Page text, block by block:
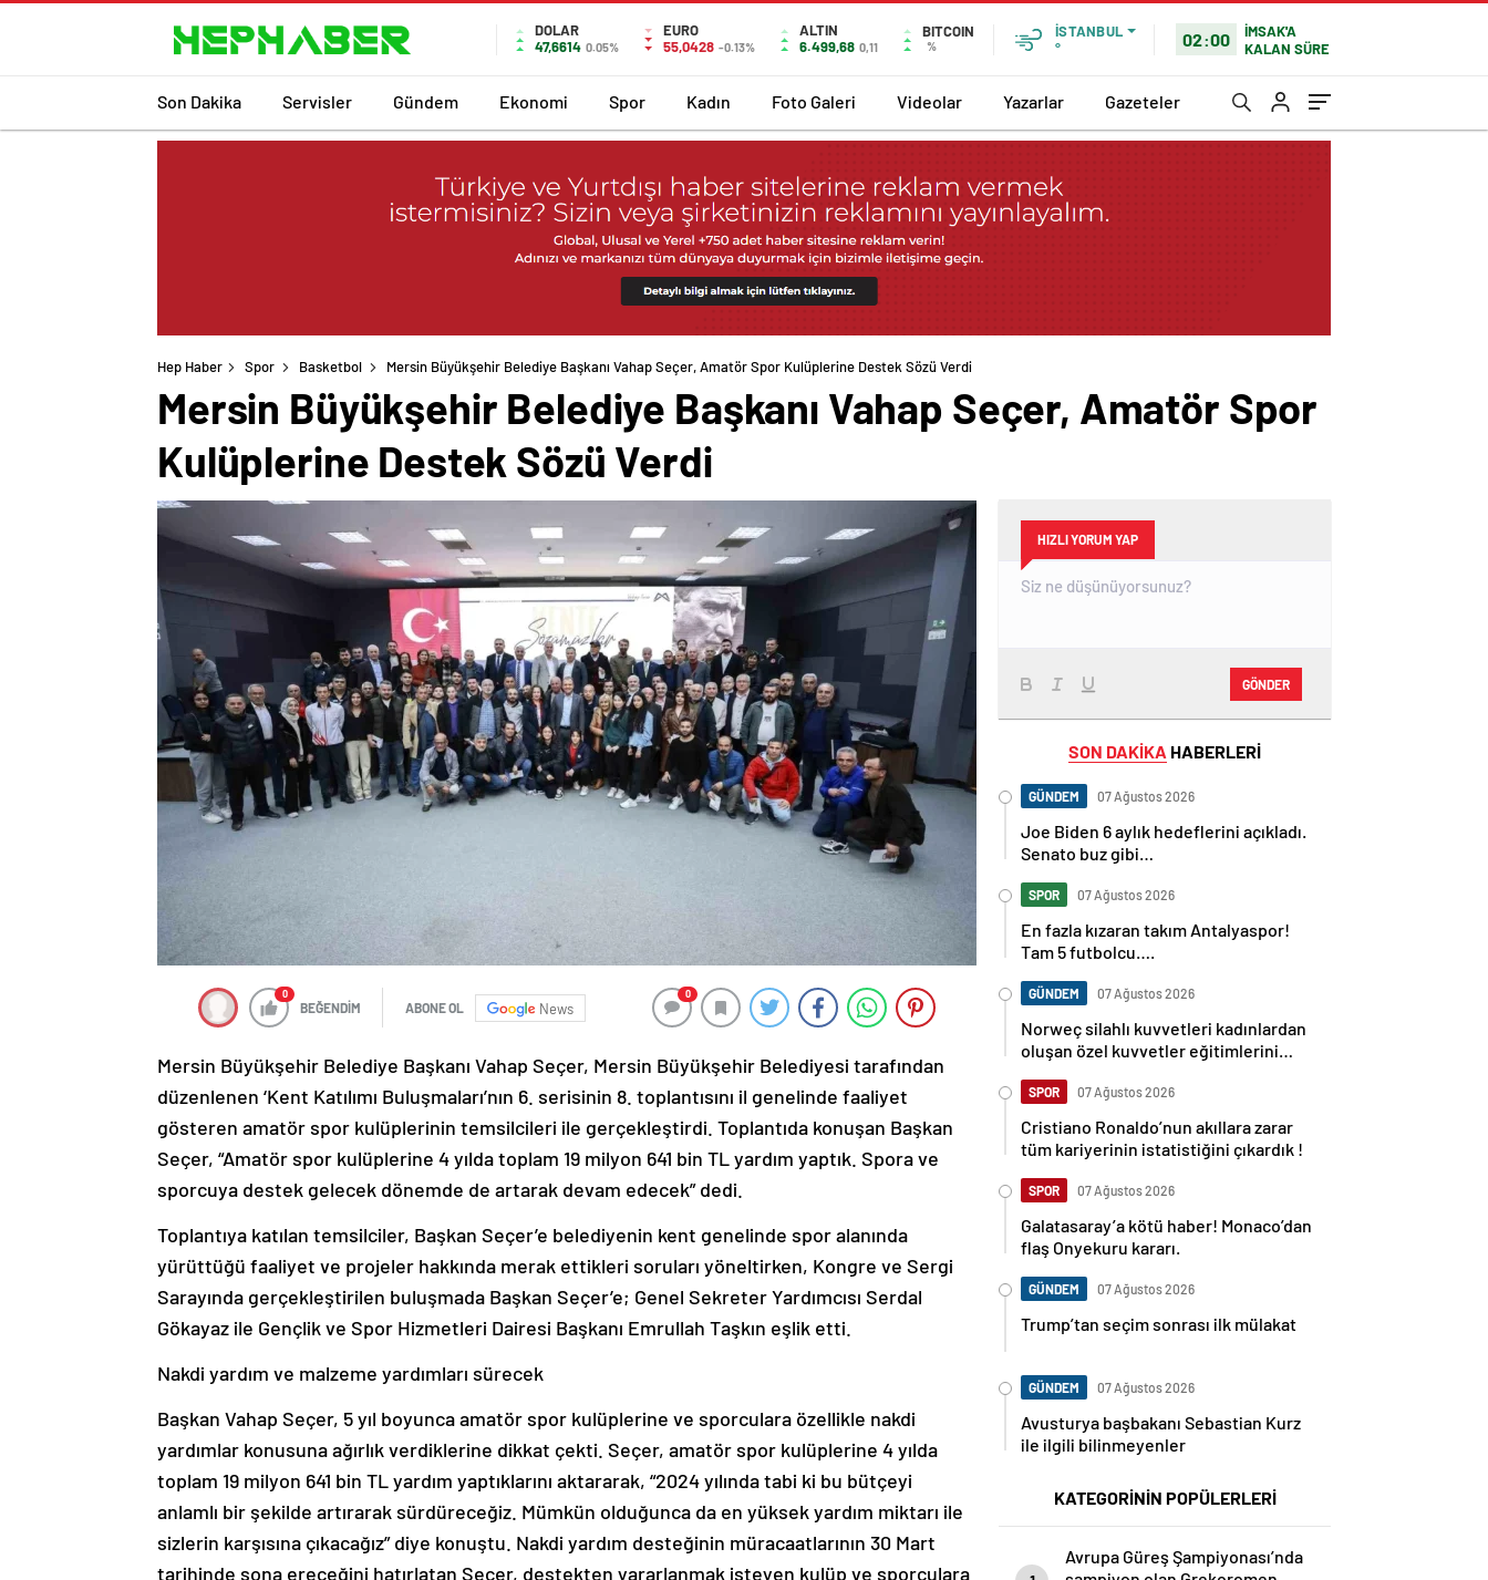
DOLAR
47,6614 0.05%
EURO
55,0428 -0.13%
ALTIN
6.499,68 0,11
BITCOIN
%
İSTANBUL
°
02:00
İMSAK'A
KALAN SÜRE
Son Dakika Servisler Gündem Ekonomi Spor Kadın Foto Galeri Videolar Yazarlar Gazeteler
Hep Haber Spor Basketbol Mersin Büyükşehir Belediye Başkanı Vahap Seçer, Amatör Spor Kulüplerine Destek Sözü Verdi
Mersin Büyükşehir Belediye Başkanı Vahap Seçer, Amatör Spor
Kulüplerine Destek Sözü Verdi
0
BEĞENDİM ABONE OL News
0
Mersin Büyükşehir Belediye Başkanı Vahap Seçer, Mersin Büyükşehir Belediyesi tarafından
düzenlenen ‘Kent Katılımı Buluşmaları’nın 6. serisinin 8. toplantısını il genelinde faaliyet
gösteren amatör spor kulüplerinin temsilcileri ile gerçekleştirdi. Toplantıda konuşan Başkan
Seçer, “Amatör spor kulüplerine 4 yılda toplam 19 milyon 641 bin TL yardım yaptık. Spora ve
sporcuya destek gelecek dönemde de artarak devam edecek” dedi.
Toplantıya katılan temsilciler, Başkan Seçer’e belediyenin kent genelinde spor alanında
yürüttüğü faaliyet ve projeler hakkında merak ettikleri soruları yöneltirken, Kongre ve Sergi
Sarayında gerçekleştirilen buluşmada Başkan Seçer’e; Genel Sekreter Yardımcısı Serdal
Gökayaz ile Gençlik ve Spor Hizmetleri Dairesi Başkanı Emrullah Taşkın eşlik etti.
Nakdi yardım ve malzeme yardımları sürecek
Başkan Vahap Seçer, 5 yıl boyunca amatör spor kulüplerine ve sporculara özellikle nakdi
yardımlar konusuna ağırlık verdiklerine dikkat çekti. Seçer, amatör spor kulüplerine 4 yılda
toplam 19 milyon 641 bin TL yardım yaptıklarını aktararak, “2024 yılında tabi ki bu bütçeyi
anlamlı bir şekilde artırarak sürdüreceğiz. Mümkün olduğunca da en yüksek yardım miktarı ile
sizlerin karşısına çıkacağız” diye konuştu. Nakdi yardım desteğinin müracaatlarının 30 Mart
tarihinde sona ereceğini hatırlatan Seçer, destekten yararlanmak isteyen kulüp ve sporculara
HIZLI YORUM YAP
GÖNDER
SON DAKİKA HABERLERİ
GÜNDEM 07 Ağustos 2026
Joe Biden 6 aylık hedeflerini açıkladı.
Senato buz gibi…
SPOR 07 Ağustos 2026
En fazla kızaran takım Antalyaspor!
Tam 5 futbolcu….
GÜNDEM 07 Ağustos 2026
Norweç silahlı kuvvetleri kadınlardan
oluşan özel kuvvetler eğitimlerini
SPOR 07 Ağustos 2026
Cristiano Ronaldo’nun akıllara zarar
tüm kariyerinin istatistiğini çıkardık !
SPOR 07 Ağustos 2026
Galatasaray’a kötü haber! Monaco’dan
flaş Onyekuru kararı.
GÜNDEM 07 Ağustos 2026
Trump’tan seçim sonrası ilk mülakat
GÜNDEM 07 Ağustos 2026
Avusturya başbakanı Sebastian Kurz
ile ilgili bilinmeyenler
KATEGORİNİN POPÜLERLERİ
Avrupa Güreş Şampiyonası’nda